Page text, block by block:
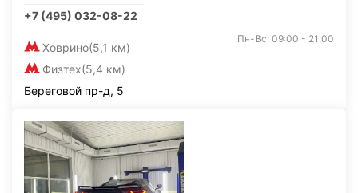
+7 (495) 032-08-22
Ховрино(5,1 км)
Физтех(5,4 км)
Пн-Вс: 09:00 - 21:00
Береговой пр-д, 5